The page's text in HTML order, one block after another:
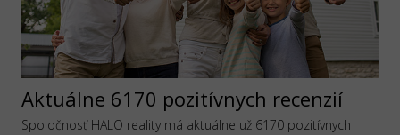
Aktuálne 6170 pozitívnych recenzií
Spoločnosť HALO reality má aktuálne už 6170 pozitívnych